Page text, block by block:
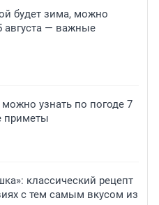
будет зима, можно
августа — важные
узнать по погоде 7
приметы
классический рецепт
с тем самым вкусом из